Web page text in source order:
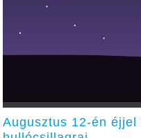
Augusztus 12-én